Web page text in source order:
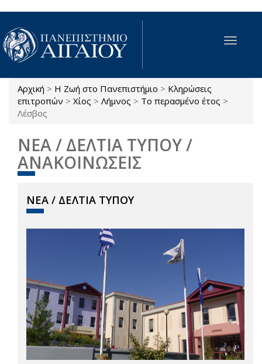
Παράκαμψη προς το κυρίως περιεχόμενο
Toggle
Είστε εδώ
Αρχική > Η Ζωή στο Πανεπιστήμιο > Κληρώσεις
επιτροπών > Χίος > Λήμνος > Το περασμένο έτος >
Λέσβος
ΝΕΑ / ΔΕΛΤΙΑ ΤΥΠΟΥ /
ΑΝΑΚΟΙΝΩΣΕΙΣ
ΝΕΑ / ΔΕΛΤΙΑ ΤΥΠΟΥ